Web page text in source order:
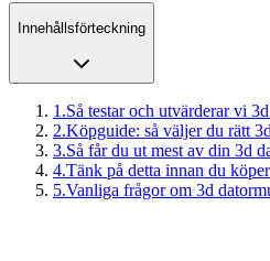
Innehållsförteckning
1 .Så testar och utvärderar vi
2.Köpguide: så väljer du rätt
3.Så får du ut mest av din 3d
4.Tänk på detta innan du
5.Vanliga frågor om 3d